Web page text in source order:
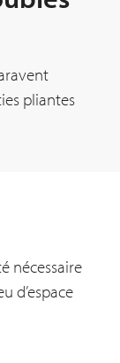
pliantes
nécessaire
d’espace